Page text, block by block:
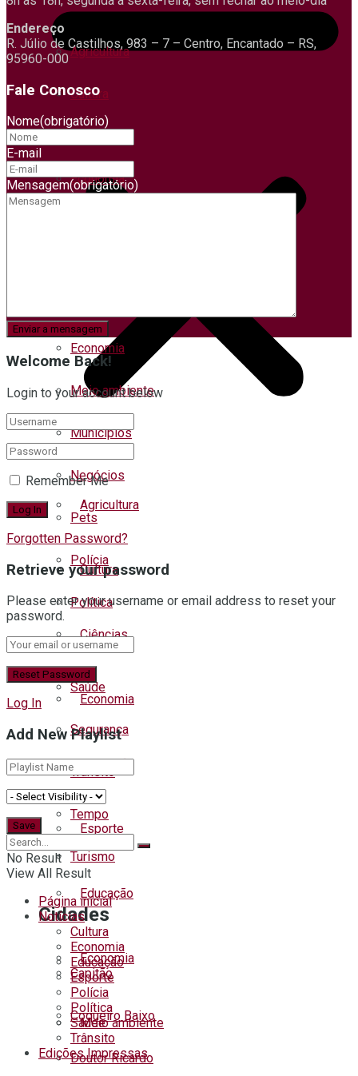
Agricultura
Cultura
Ciências
Economia
Educação
Esporte
Educação
Economia
Meio ambiente
Agricultura
Cultura
Economia
Economia
Meio ambiente
Municípios
Negócios
Pets
Polícia
Política
Regional
Saúde
Segurança
Trânsito
Tempo
Turismo
Cidades
Capitão
Coqueiro Baixo
Doutor Ricardo
Endereço
R. Júlio de Castilhos, 983 – 7 – Centro, Encantado – RS,
95960-000
Fale Conosco
Nome(obrigatório)
E-mail
Mensagem(obrigatório)
Welcome Back!
Login to your account below
Remember Me
Forgotten Password?
Retrieve your password
Please enter your username or email address to reset your
password.
Log In
Add New Playlist
No Result
View All Result
Página inicial
Notícias
Cultura
Economia
Educação
Esporte
Polícia
Política
Saúde
Trânsito
Edições Impressas